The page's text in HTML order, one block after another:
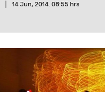
14 Jun, 2014. 08:55 hrs